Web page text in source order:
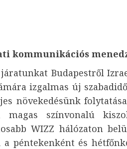
kommunikációs
Budapestről
izgalmas új
növekedésünk
magas színvonalú
WIZZ hálózaton
péntekenként és